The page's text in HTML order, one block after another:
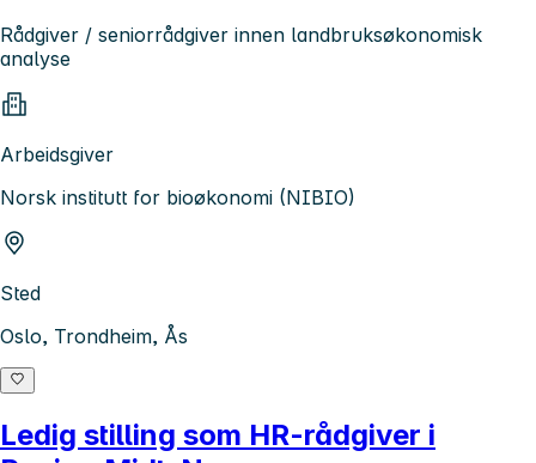
Rådgiver / seniorrådgiver innen landbruksøkonomisk
analyse
Arbeidsgiver
Norsk institutt for bioøkonomi (NIBIO)
Sted
Oslo, Trondheim, Ås
Ledig stilling som HR-rådgiver i